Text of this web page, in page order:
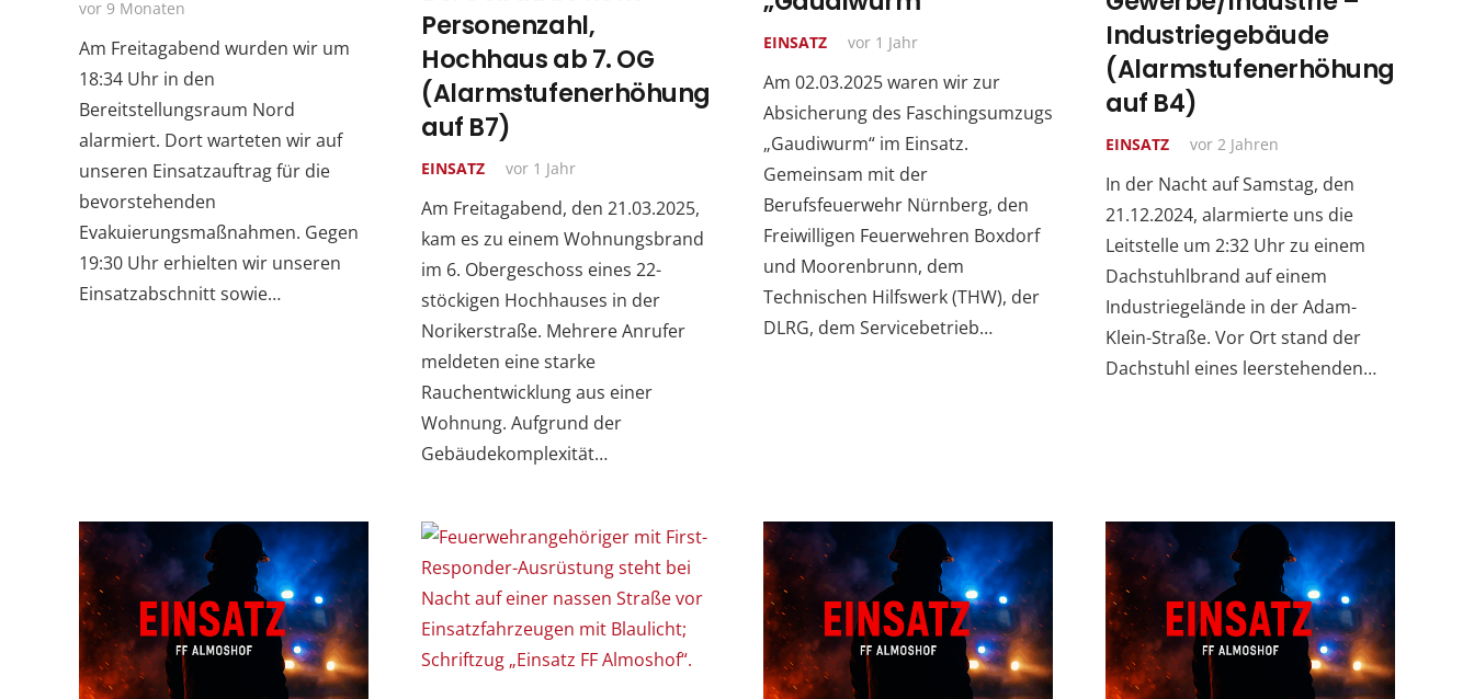
vor 9 Monaten
Am Freitagabend wurden wir um
18:34 Uhr in den
Bereitstellungsraum Nord
alarmiert. Dort warteten wir auf
unseren Einsatzauftrag für die
bevorstehenden
Evakuierungsmaßnahmen. Gegen
19:30 Uhr erhielten wir unseren
Einsatzabschnitt sowie…
Personenzahl,
Hochhaus ab 7. OG
(Alarmstufenerhöhung
auf B7)
EINSATZ vor 1 Jahr
Am Freitagabend, den 21.03.2025,
kam es zu einem Wohnungsbrand
im 6. Obergeschoss eines 22-
stöckigen Hochhauses in der
Norikerstraße. Mehrere Anrufer
meldeten eine starke
Rauchentwicklung aus einer
Wohnung. Aufgrund der
Gebäudekomplexität…
EINSATZ vor 1 Jahr
Am 02.03.2025 waren wir zur
Absicherung des Faschingsumzugs
„Gaudiwurm“ im Einsatz.
Gemeinsam mit der
Berufsfeuerwehr Nürnberg, den
Freiwilligen Feuerwehren Boxdorf
und Moorenbrunn, dem
Technischen Hilfswerk (THW), der
DLRG, dem Servicebetrieb…
Industriegebäude
(Alarmstufenerhöhung
auf B4)
EINSATZ vor 2 Jahren
In der Nacht auf Samstag, den
21.12.2024, alarmierte uns die
Leitstelle um 2:32 Uhr zu einem
Dachstuhlbrand auf einem
Industriegelände in der Adam-
Klein-Straße. Vor Ort stand der
Dachstuhl eines leerstehenden…